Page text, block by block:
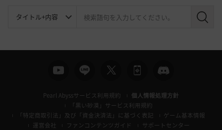
検
Pearl Abyssサービス利用規約
個人情報処理方針
「黒い砂漠」サービス利用規約
「特定商取引法」及び「資金決済法」に基づく表記
ゲーム基本情報
運営会社
ファンコンテンツガイド
サポートセンター